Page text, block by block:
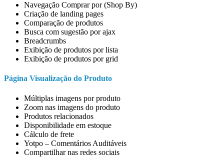
Navegação Comprar por (Shop By)
Criação de landing pages
Comparação de produtos
Busca com sugestão por ajax
Breadcrumbs
Exibição de produtos por lista
Exibição de produtos por grid
Página Visualização do Produto
Múltiplas imagens por produto
Zoom nas imagens do produto
Produtos relacionados
Disponibilidade em estoque
Cálculo de frete
Yotpo – Comentários Auditáveis
Compartilhar nas redes sociais